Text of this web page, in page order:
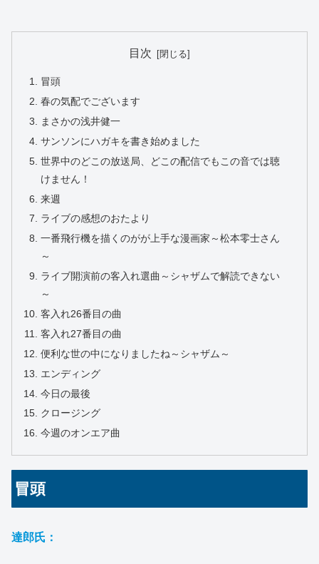
目次
冒頭
春の気配でございます
まさかの浅井健一
サンソンにハガキを書き始めました
世界中のどこの放送局、どこの配信でもこの音では聴
けません！
来週
ライブの感想のおたより
一番飛行機を描くのがが上手な漫画家～松本零士さん
～
ライブ開演前の客入れ選曲～シャザムで解読できない
～
客入れ26番目の曲
客入れ27番目の曲
便利な世の中になりましたね～シャザム～
エンディング
今日の最後
クロージング
今週のオンエア曲
冒頭
達郎氏：